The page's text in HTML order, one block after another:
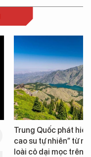
Loạt dự án bất
Đà Nẵng sắp bị